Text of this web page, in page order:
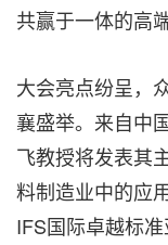
共赢于一体的高
大会亮点纷呈，
襄盛举。来自中
飞教授将发表其
料制造业中的应
IFS国际卓越标